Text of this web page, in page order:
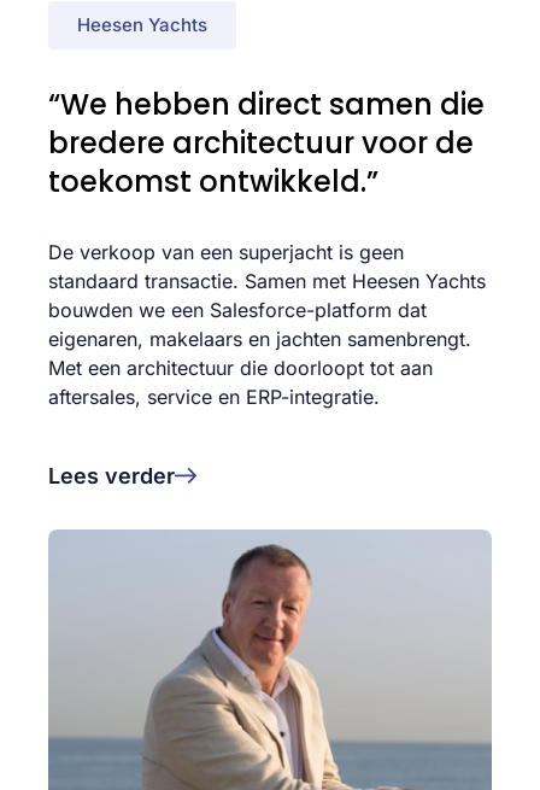
Heesen Yachts
“We hebben direct samen die
bredere architectuur voor de
toekomst ontwikkeld.”
De verkoop van een superjacht is geen
standaard transactie. Samen met Heesen Yachts
bouwden we een Salesforce-platform dat
eigenaren, makelaars en jachten samenbrengt.
Met een architectuur die doorloopt tot aan
aftersales, service en ERP-integratie.
Lees verder